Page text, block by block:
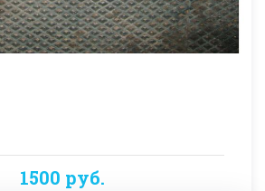
1500 руб.